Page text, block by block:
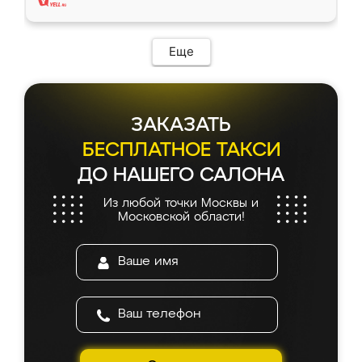
Еще
ЗАКАЗАТЬ
БЕСПЛАТНОЕ ТАКСИ
ДО НАШЕГО САЛОНА
Из любой точки Москвы и
Московской области!